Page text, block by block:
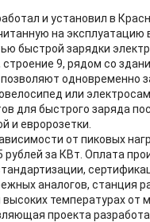
и установил в
на эксплуатацию
быстрой зарядки
строение 9, рядом со
одновременно
или
для быстрого заряда
и евророзетки.
от пиковых
за КВт. Оплата
аналогов, станция
температурах от
проекта